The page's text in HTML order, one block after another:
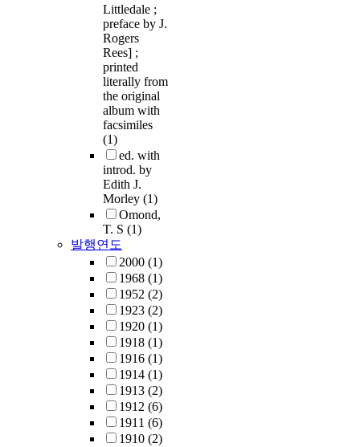
Littledale ;
preface by J.
Rogers
Rees] ;
printed
literally from
the original
album with
facsimiles
(1)
ed. with
introd. by
Edith J.
Morley (1)
Omond,
T. S (1)
발행연도
2000 (1)
1968 (1)
1952 (2)
1923 (2)
1920 (1)
1918 (1)
1916 (1)
1914 (1)
1913 (2)
1912 (6)
1911 (6)
1910 (2)